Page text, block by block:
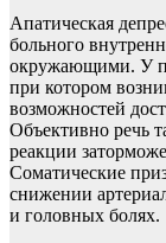
Апатическая
больного
окружающими. У
при котором
возможностей
Объективно речь
реакции
Соматические
снижении
и головных болях.